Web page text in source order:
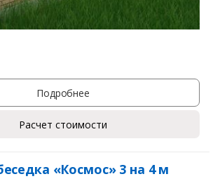
Подробнее
Расчет стоимости
«Космос» 3 на 4 м